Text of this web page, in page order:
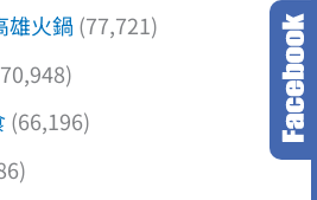
雄火鍋 (77,721)
(66,196)